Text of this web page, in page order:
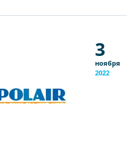
3
ноября
2022